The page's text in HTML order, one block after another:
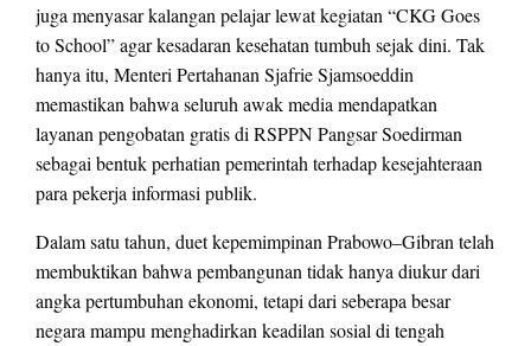
juga menyasar kalangan pelajar lewat kegiatan “CKG Goes
to School” agar kesadaran kesehatan tumbuh sejak dini. Tak
hanya itu, Menteri Pertahanan Sjafrie Sjamsoeddin
memastikan bahwa seluruh awak media mendapatkan
layanan pengobatan gratis di RSPPN Pangsar Soedirman
sebagai bentuk perhatian pemerintah terhadap kesejahteraan
para pekerja informasi publik.
Dalam satu tahun, duet kepemimpinan Prabowo–Gibran telah
membuktikan bahwa pembangunan tidak hanya diukur dari
angka pertumbuhan ekonomi, tetapi dari seberapa besar
negara mampu menghadirkan keadilan sosial di tengah